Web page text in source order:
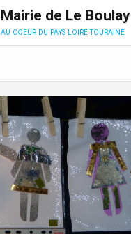
Mairie de Le Boulay
au coeur du pays loire touraine